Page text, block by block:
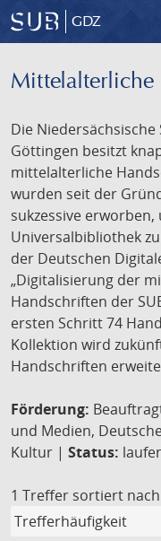
GDZ
Mittelalterliche
Die
Göttingen besitzt
mittelalterliche
wurden seit der
sukzessive
Universalbibliothek
der Deutschen
„Digitalisierung der
Handschriften der
ersten Schritt 74
Kollektion wird
Handschriften
Förderung:
und Medien,
Kultur | Status:
1 Treffer sortiert nach